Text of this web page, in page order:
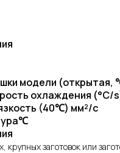
модели (открытая,
охлаждения (°C/
(40℃) мм²/с
крупных заготовок или